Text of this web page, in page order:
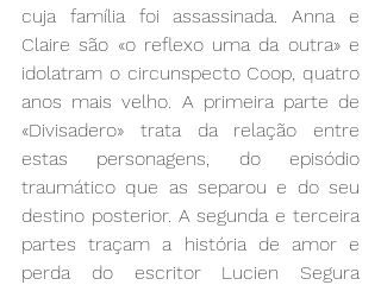
cuja família foi assassinada. Anna e
Claire são «o reflexo uma da outra» e
idolatram o circunspecto Coop, quatro
anos mais velho. A primeira parte de
«Divisadero» trata da relação entre
estas personagens, do episódio
traumático que as separou e do seu
destino posterior. A segunda e terceira
partes traçam a história de amor e
perda do escritor Lucien Segura